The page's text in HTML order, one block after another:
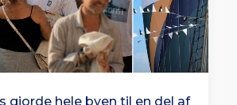
gjorde hele byen til en del af